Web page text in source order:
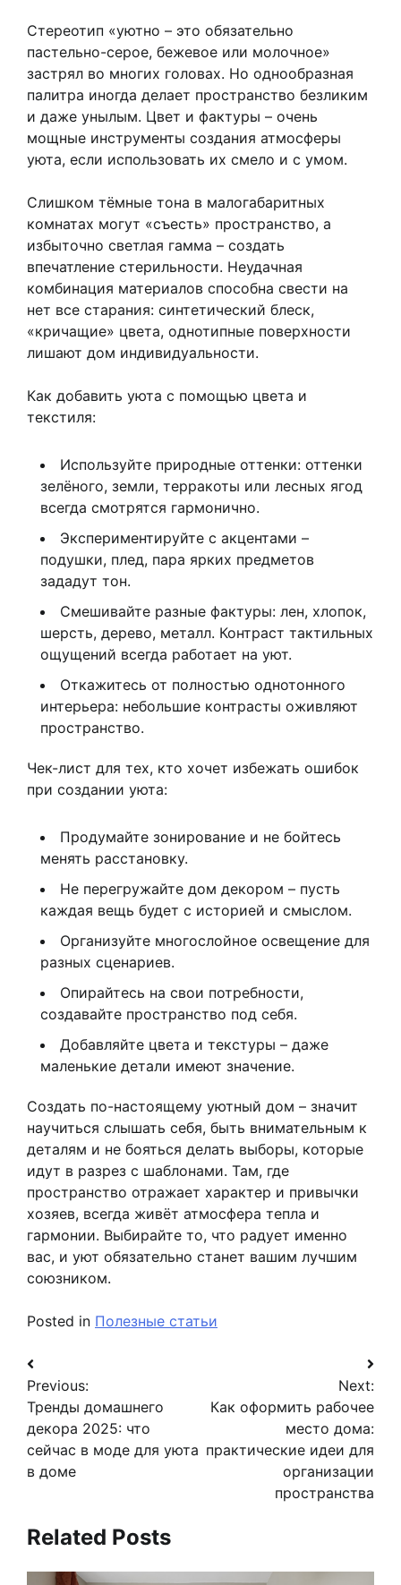
Стереотип «уютно – это обязательно
пастельно-серое, бежевое или молочное»
застрял во многих головах. Но однообразная
палитра иногда делает пространство безликим
и даже унылым. Цвет и фактуры – очень
мощные инструменты создания атмосферы
уюта, если использовать их смело и с умом.
Слишком тёмные тона в малогабаритных
комнатах могут «съесть» пространство, а
избыточно светлая гамма – создать
впечатление стерильности. Неудачная
комбинация материалов способна свести на
нет все старания: синтетический блеск,
«кричащие» цвета, однотипные поверхности
лишают дом индивидуальности.
Как добавить уюта с помощью цвета и
текстиля:
Используйте природные оттенки: оттенки
зелёного, земли, терракоты или лесных ягод
всегда смотрятся гармонично.
Экспериментируйте с акцентами –
подушки, плед, пара ярких предметов
зададут тон.
Смешивайте разные фактуры: лен, хлопок,
шерсть, дерево, металл. Контраст тактильных
ощущений всегда работает на уют.
Откажитесь от полностью однотонного
интерьера: небольшие контрасты оживляют
пространство.
Чек-лист для тех, кто хочет избежать ошибок
при создании уюта:
Продумайте зонирование и не бойтесь
менять расстановку.
Не перегружайте дом декором – пусть
каждая вещь будет с историей и смыслом.
Организуйте многослойное освещение для
разных сценариев.
Опирайтесь на свои потребности,
создавайте пространство под себя.
Добавляйте цвета и текстуры – даже
маленькие детали имеют значение.
Создать по-настоящему уютный дом – значит
научиться слышать себя, быть внимательным к
деталям и не бояться делать выборы, которые
идут в разрез с шаблонами. Там, где
пространство отражает характер и привычки
хозяев, всегда живёт атмосфера тепла и
гармонии. Выбирайте то, что радует именно
вас, и уют обязательно станет вашим лучшим
союзником.
Posted in Полезные статьи
Навигация
по
записям
Previous:
Тренды домашнего
декора 2025: что
сейчас в моде для уюта
в доме
Next:
Как оформить рабочее
место дома:
практические идеи для
организации
пространства
Related Posts